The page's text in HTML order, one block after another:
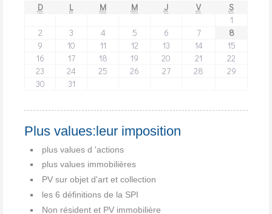
D L M M J V
S
1
2
3 4 5 6 7
8
9
10 11 12 13 14
15
16
17 18 19 20 21
22
23
24 25 26 27 28
29
30
31
Plus values:leur imposition
plus values d 'actions
plus values immobilières
PV sur objet d'art et collection
les 6 définitions de la SPI
Non résident et PV immobilière